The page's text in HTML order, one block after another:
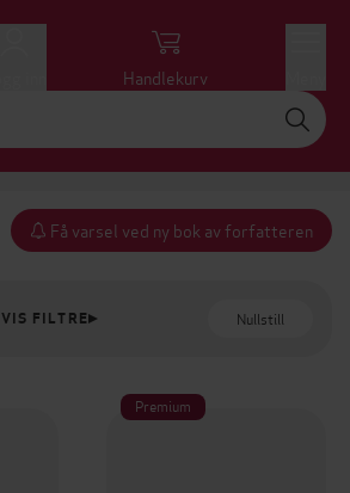
Handlekurv
Få varsel ved ny bok av forfatteren
VIS FILTRE Nullstill
Premium